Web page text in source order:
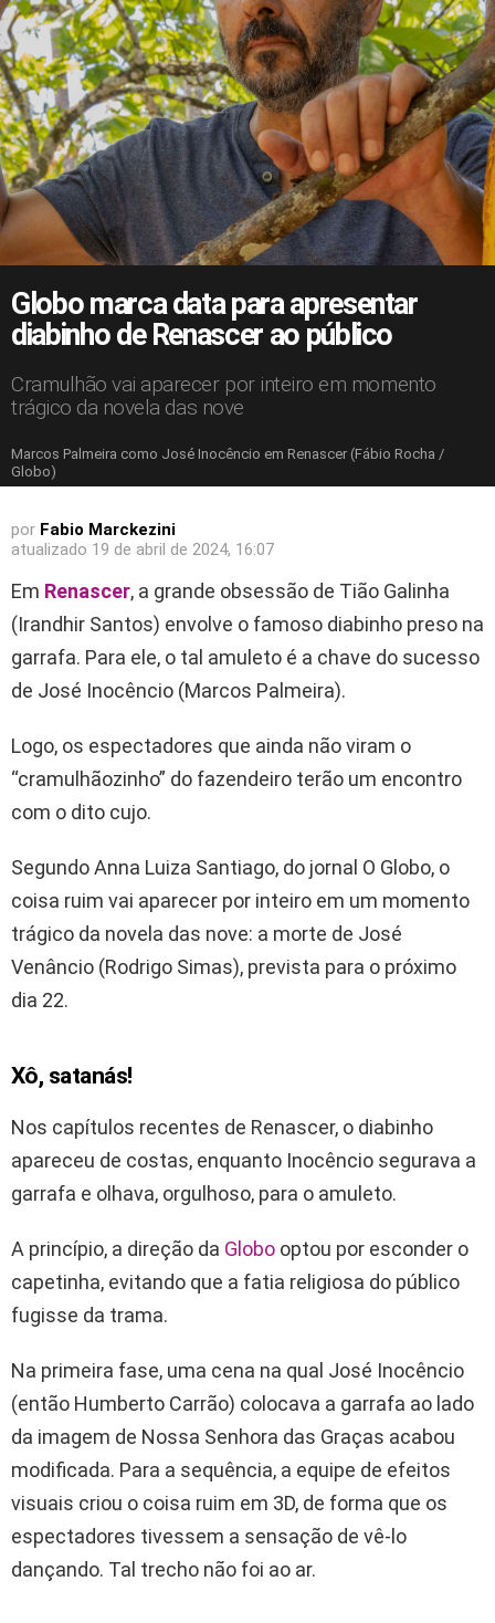
Globo marca data para apresentar
diabinho de Renascer ao público
Cramulhão vai aparecer por inteiro em momento
trágico da novela das nove
Marcos Palmeira como José Inocêncio em Renascer (Fábio Rocha /
Globo)
por Fabio Marckezini
atualizado 19 de abril de 2024, 16:07
Em Renascer, a grande obsessão de Tião Galinha
(Irandhir Santos) envolve o famoso diabinho preso na
garrafa. Para ele, o tal amuleto é a chave do sucesso
de José Inocêncio (Marcos Palmeira).
Logo, os espectadores que ainda não viram o
“cramulhãozinho” do fazendeiro terão um encontro
com o dito cujo.
Segundo Anna Luiza Santiago, do jornal O Globo, o
coisa ruim vai aparecer por inteiro em um momento
trágico da novela das nove: a morte de José
Venâncio (Rodrigo Simas), prevista para o próximo
dia 22.
Xô, satanás!
Nos capítulos recentes de Renascer, o diabinho
apareceu de costas, enquanto Inocêncio segurava a
garrafa e olhava, orgulhoso, para o amuleto.
A princípio, a direção da Globo optou por esconder o
capetinha, evitando que a fatia religiosa do público
fugisse da trama.
Na primeira fase, uma cena na qual José Inocêncio
(então Humberto Carrão) colocava a garrafa ao lado
da imagem de Nossa Senhora das Graças acabou
modificada. Para a sequência, a equipe de efeitos
visuais criou o coisa ruim em 3D, de forma que os
espectadores tivessem a sensação de vê-lo
dançando. Tal trecho não foi ao ar.